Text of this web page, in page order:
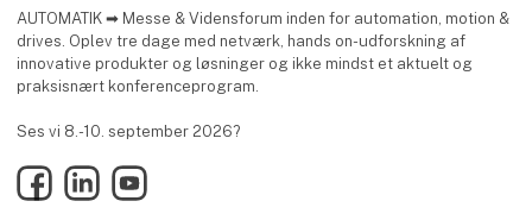
AUTOMATIK ➡ Messe & Vidensforum inden for automation, motion &
drives. Oplev tre dage med netværk, hands on-udforskning af
innovative produkter og løsninger og ikke mindst et aktuelt og
praksisnært konferenceprogram.
Ses vi 8.-10. september 2026?
FacebookLinkedInYouTube